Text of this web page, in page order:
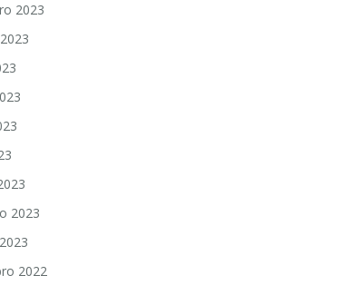
2023
2023
2022